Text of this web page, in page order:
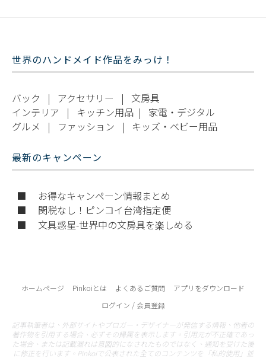
世界のハンドメイド作品をみっけ！
バック | アクセサリー | 文房具
インテリア | キッチン用品 | 家電・デジタル
グルメ | ファッション | キッズ・ベビー用品
最新のキャンペーン
■ お得なキャンペーン情報まとめ
■ 関税なし！ピンコイ台湾指定便
■ 文具惑星-世界中の文房具を楽しめる
ホームページ Pinkoiとは よくあるご質問
アプリをダウンロード
ログイン / 会員登録
記事執筆者は、外部サイトやブロガー・デザイナーが発信する情報、他者の
著作物を引用する場合、必ずその帰属を表示します。引用元が不正確であっ
た場合、または記載漏れは意図的になされたものではなく、通知を受けた後
に修正を行います。Pinkoiで公表された全てのコンテンツを「私的使用」並